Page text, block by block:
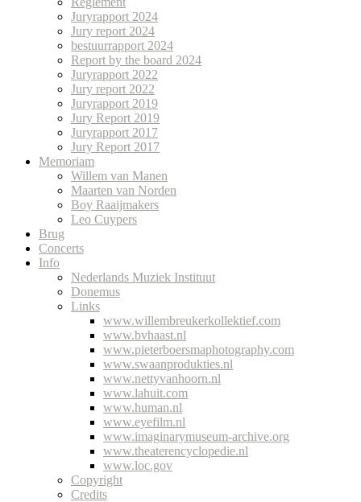
Juryrapport 2024
Jury report 2024
bestuurrapport 2024
Report by the board 2024
Juryrapport 2022
Jury report 2022
Juryrapport 2019
Jury Report 2019
Juryrapport 2017
Jury Report 2017
Memoriam
Willem van Manen
Maarten van Norden
Boy Raaijmakers
Leo Cuypers
Brug
Concerts
Info
Nederlands Muziek Instituut
Donemus
Links
www.willembreukerkollektief.com
www.bvhaast.nl
www.pieterboersmaphotography.com
www.swaanprodukties.nl
www.nettyvanhoorn.nl
www.lahuit.com
www.human.nl
www.eyefilm.nl
www.imaginarymuseum-archive.org
www.theaterencyclopedie.nl
www.loc.gov
Copyright
Credits